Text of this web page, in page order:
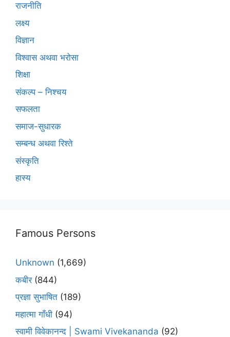
राजनीति
लक्ष्य
विज्ञान
विश्वास अथवा भरोसा
शिक्षा
संकल्प – निश्चय
सफलता
समाज-सुधारक
सम्बन्ध अथवा रिश्ते
संस्कृति
हास्य
Famous Persons
Unknown (1,669)
कबीर(844)
प्रज्ञा सुभाषित (189)
महात्मा गाँधी (94)
स्वामी विवेकानन्द | Swami Vivekananda (92)